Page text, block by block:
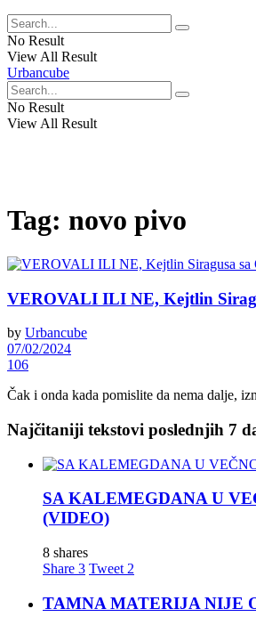
No Result
View All Result
Urbancube
No Result
View All Result
Tag: novo pivo
VEROVALI ILI NE, Kejtlin
by Urbancube
07/02/2024
106
Čak i onda kada pomislite da nema dalje,
Najčitaniji tekstovi poslednjih 7
SA KALEMEGDANA U
(VIDEO)
8 shares
Share 3 Tweet 2
TAMNA MATERIJA NIJE